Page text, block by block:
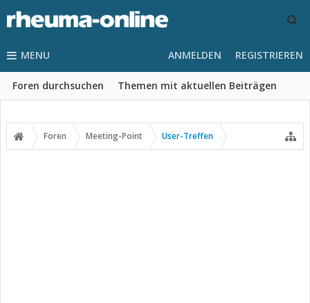
MENU
Foren durchsuchen Themen mit aktuellen Beiträgen
ANMELDEN REGISTRIEREN
Foren Meeting-Point User-Treffen